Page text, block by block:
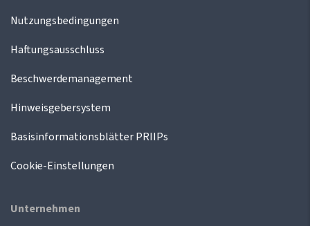
Nutzungsbedingungen
Haftungsausschluss
Beschwerdemanagement
Hinweisgebersystem
Basisinformationsblätter PRIIPs
Cookie-Einstellungen
Unternehmen